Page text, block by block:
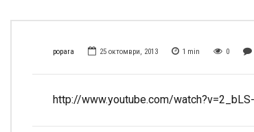
popara 25 октомври, 2013 1 min 0
http://www.youtube.com/